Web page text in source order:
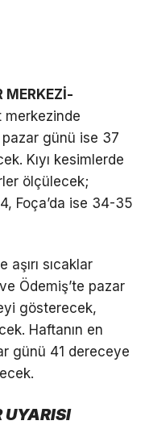
MERKEZİ-
merkezinde
günü ise 37
Kıyı kesimlerde
ölçülecek;
Foça’da ise 34-35
sıcaklar
Ödemiş’te pazar
gösterecek,
Haftanın en
günü 41 dereceye
UYARISI